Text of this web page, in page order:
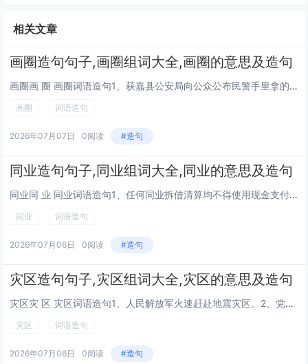
相关文章
画圈造句句子,画圈组词大全,画圈的意思及造句
画圈画 圈 画圈词语造句1、获嘉县公安局向公众公布民警手里拿的是对讲机画圈处。2、你可以两边着力，来来回回，或者用中指画圈。3、请选出正确答案并在其字母上画圈。4、手心与脸沾湿，搓揉面皂充分起泡后画圈方式按摩脸部，再用清水彻底冲洗乾净即可。...
画圈 词语造句
2026年07月07日 0阅读 #造句
同业造句句子,同业组词大全,同业的意思及造句
同业同 业 同业词语造句1、任何同业拆借清算均不得使用现金支付。2、培训系统？？跨势集团内的研发单位连同其国际性的联盟机构，携手打造最先进的培训系统，是其他同业者望尘莫及的。3、从此，乾泰祥励精图治，所经营的产品和服务质量在苏州同业中一直名...
同业 词语造句
2026年07月06日 0阅读 #造句
灾区造句句子,灾区组词大全,灾区的意思及造句
灾区灾 区 灾区词语造句1、人民解放军火速赶赴地震灾区。2、党号召我们团结起来，支援灾区人民。3、五年一班同学倡议每人向灾区小朋友捐献一本书。4、地震发生后，抢险人员立刻奔赴灾区。5、全校师生捐款捐物，支援灾区人民渡过难关。6、战士们奉命开...
灾区 词语造句
2026年07月06日 0阅读 #造句